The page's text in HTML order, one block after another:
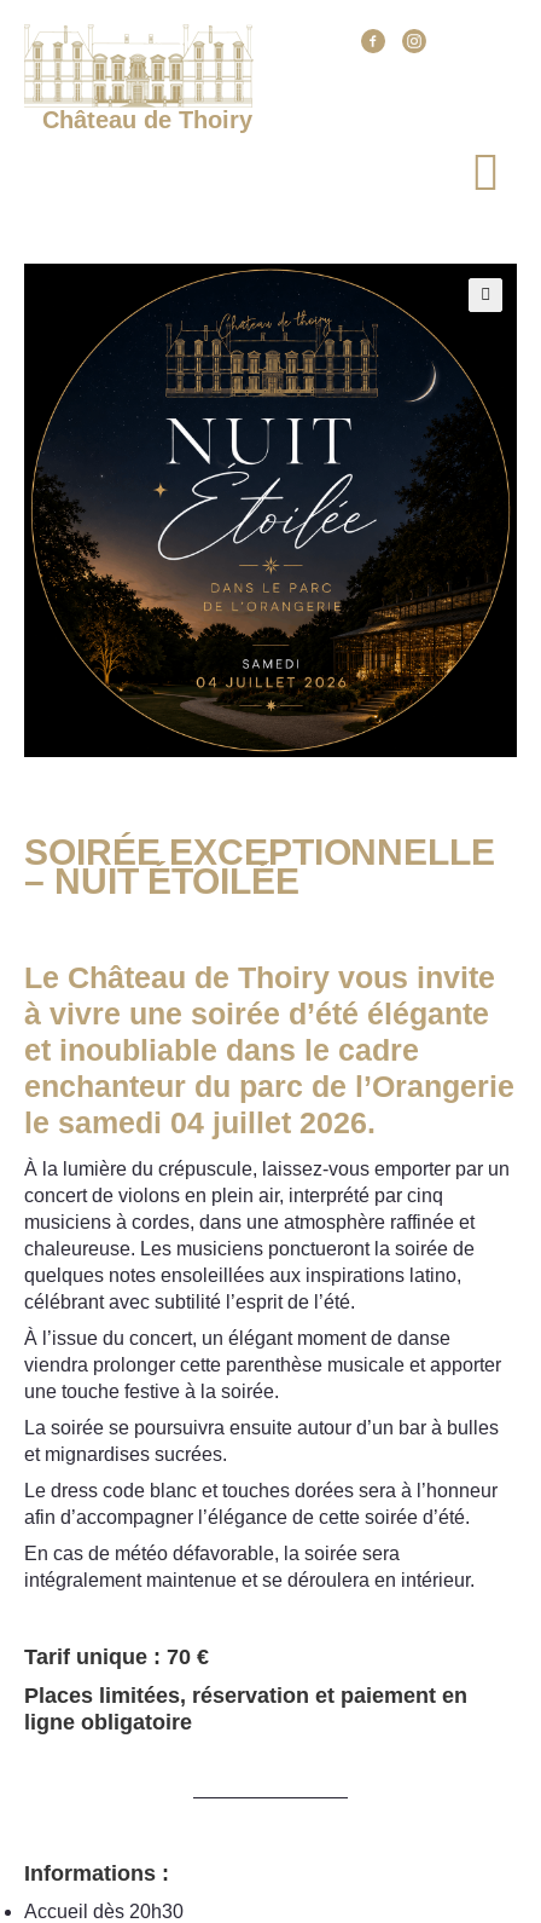
Château de Thoiry
SOIRÉE EXCEPTIONNELLE
– NUIT ÉTOILÉE
Le Château de Thoiry vous invite
à vivre une soirée d’été élégante
et inoubliable dans le cadre
enchanteur du parc de l’Orangerie
le samedi 04 juillet 2026.
À la lumière du crépuscule, laissez-vous emporter par un
concert de violons en plein air, interprété par cinq
musiciens à cordes, dans une atmosphère raffinée et
chaleureuse. Les musiciens ponctueront la soirée de
quelques notes ensoleillées aux inspirations latino,
célébrant avec subtilité l’esprit de l’été.
À l’issue du concert, un élégant moment de danse
viendra prolonger cette parenthèse musicale et apporter
une touche festive à la soirée.
La soirée se poursuivra ensuite autour d’un bar à bulles
et mignardises sucrées.
Le dress code blanc et touches dorées sera à l’honneur
afin d’accompagner l’élégance de cette soirée d’été.
En cas de météo défavorable, la soirée sera
intégralement maintenue et se déroulera en intérieur.
Tarif unique : 70 €
Places limitées, réservation et paiement en
ligne obligatoire
————————
Informations :
Accueil dès 20h30